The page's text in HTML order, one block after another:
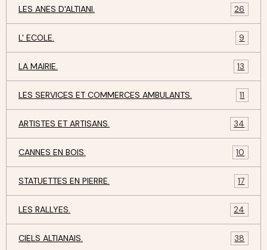
LES ANES D'ALTIANI. 26
L' ECOLE. 9
LA MAIRIE. 13
LES SERVICES ET COMMERCES AMBULANTS. 11
ARTISTES ET ARTISANS. 34
CANNES EN BOIS. 10
STATUETTES EN PIERRE. 17
LES RALLYES. 24
CIELS ALTIANAIS. 38